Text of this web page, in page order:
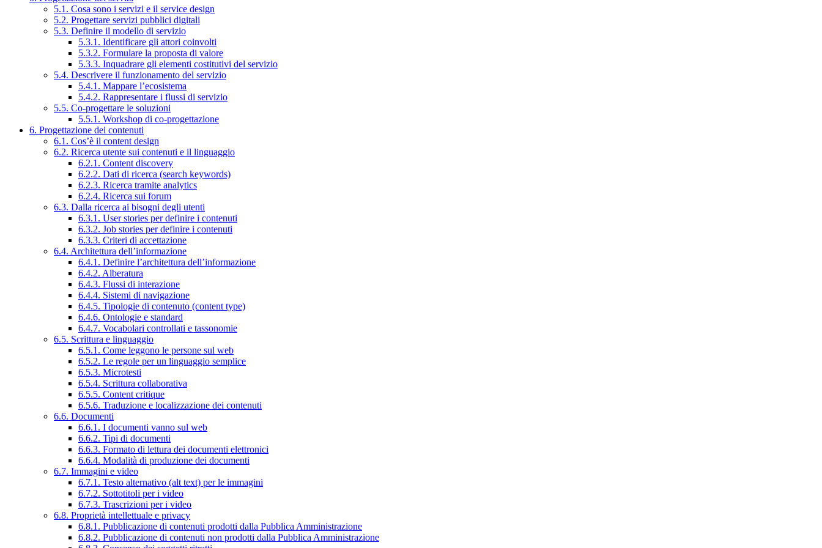
5.1. Cosa sono i servizi e il service design
5.2. Progettare servizi pubblici digitali
5.3. Definire il modello di servizio
5.3.1. Identificare gli attori coinvolti
5.3.2. Formulare la proposta di valore
5.3.3. Inquadrare gli elementi costitutivi del servizio
5.4. Descrivere il funzionamento del servizio
5.4.1. Mappare l’ecosistema
5.4.2. Rappresentare i flussi di servizio
5.5. Co-progettare le soluzioni
5.5.1. Workshop di co-progettazione
6. Progettazione dei contenuti
6.1. Cos’è il content design
6.2. Ricerca utente sui contenuti e il linguaggio
6.2.1. Content discovery
6.2.2. Dati di ricerca (search keywords)
6.2.3. Ricerca tramite analytics
6.2.4. Ricerca sui forum
6.3. Dalla ricerca ai bisogni degli utenti
6.3.1. User stories per definire i contenuti
6.3.2. Job stories per definire i contenuti
6.3.3. Criteri di accettazione
6.4. Architettura dell’informazione
6.4.1. Definire l’architettura dell’informazione
6.4.2. Alberatura
6.4.3. Flussi di interazione
6.4.4. Sistemi di navigazione
6.4.5. Tipologie di contenuto (content type)
6.4.6. Ontologie e standard
6.4.7. Vocabolari controllati e tassonomie
6.5. Scrittura e linguaggio
6.5.1. Come leggono le persone sul web
6.5.2. Le regole per un linguaggio semplice
6.5.3. Microtesti
6.5.4. Scrittura collaborativa
6.5.5. Content critique
6.5.6. Traduzione e localizzazione dei contenuti
6.6. Documenti
6.6.1. I documenti vanno sul web
6.6.2. Tipi di documenti
6.6.3. Formato di lettura dei documenti elettronici
6.6.4. Modalità di produzione dei documenti
6.7. Immagini e video
6.7.1. Testo alternativo (alt text) per le immagini
6.7.2. Sottotitoli per i video
6.7.3. Trascrizioni per i video
6.8. Proprietà intellettuale e privacy
6.8.1. Pubblicazione di contenuti prodotti dalla Pubblica Amministrazione
6.8.2. Pubblicazione di contenuti non prodotti dalla Pubblica Amministrazione